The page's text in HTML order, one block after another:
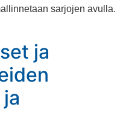
sarjojen avulla.
ja